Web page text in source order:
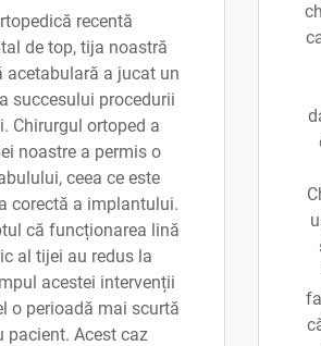
recentă
de top, tija noastră
acetabulară a jucat un
succesului procedurii
Chirurgul ortoped a
noastre a permis o
ceea ce este
corectă a implantului.
că funcționarea lină
al tijei au redus la
acestei intervenții
o perioadă mai scurtă
pacient. Acest caz